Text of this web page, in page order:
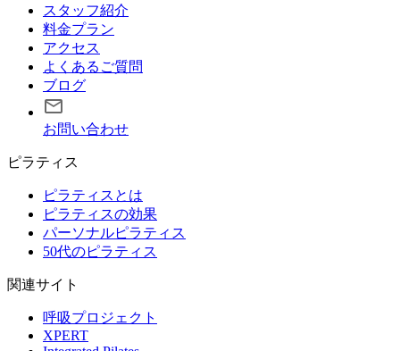
スタッフ紹介
料金プラン
アクセス
よくあるご質問
ブログ
お問い合わせ
ピラティス
ピラティスとは
ピラティスの効果
パーソナルピラティス
50代のピラティス
関連サイト
呼吸プロジェクト
XPERT